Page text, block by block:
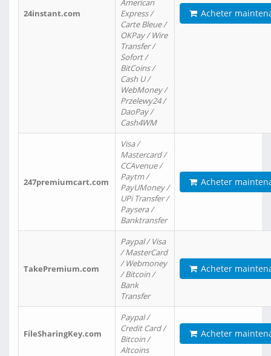
24instant.com
American
Express /
Carte Bleue /
OKPay / Wire
Transfer /
Sofort /
BitCoins /
Cash U /
WebMoney /
Przelewy24 /
DaoPay /
Cash4WM
Acheter
247premiumcart.com
Visa /
Mastercard /
CCAvenue /
Paytm /
PayUMoney /
UPi Transfer /
Paysera /
Banktransfer
Acheter
TakePremium.com
Paypal / Visa
/ MasterCard
/ Webmoney
/ Bitcoin /
Bank
Transfer
Acheter
FileSharingKey.com
Paypal /
Credit Card /
Bitcoin /
Altcoins
Acheter